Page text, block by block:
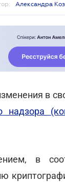
Александра
в
в